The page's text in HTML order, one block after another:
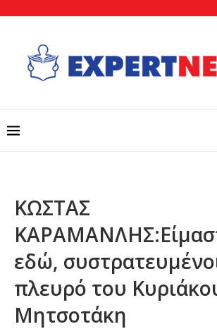
ΚΩΣΤΑΣ
εδώ,
πλευρό του
Μητσοτάκη